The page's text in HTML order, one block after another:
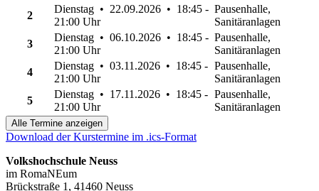
2
Dienstag • 22.09.2026 • 18:45 -
21:00 Uhr
Pausenhalle,
Sanitäranlagen
3
Dienstag • 06.10.2026 • 18:45 -
21:00 Uhr
Pausenhalle,
Sanitäranlagen
4
Dienstag • 03.11.2026 • 18:45 -
21:00 Uhr
Pausenhalle,
Sanitäranlagen
5
Dienstag • 17.11.2026 • 18:45 -
21:00 Uhr
Pausenhalle,
Sanitäranlagen
Alle Termine anzeigen
Download der Kurstermine im .ics-Format
Volkshochschule Neuss
im RomaNEum
Brückstraße 1, 41460 Neuss